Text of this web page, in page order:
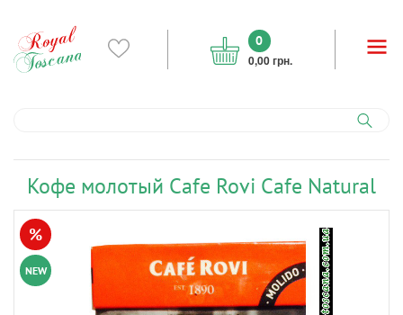
0
0,00 грн.
Кофе молотый Cafe Rovi Cafe Natural
NEW
%